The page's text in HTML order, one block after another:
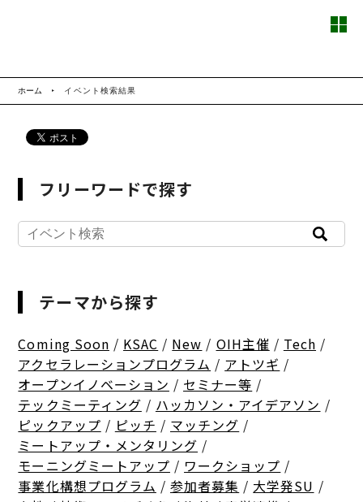
ホーム イベント検索結果
フリーワードで探す
テーマから探す
Coming Soon / KSAC / New / OIH主催 / Tech /
アクセラレーションプログラム / アトツギ /
オープンイノベーション / セミナー等 /
テックミーティング / ハッカソン・アイデアソン /
ピックアップ / ピッチ / マッチング /
ミートアップ・メンタリング /
モーニングミートアップ / ワークショップ /
事業化構想プログラム / 参加者募集 / 大学発SU /